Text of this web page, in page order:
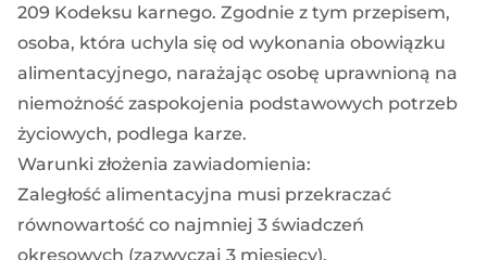
209 Kodeksu karnego. Zgodnie z tym przepisem,
osoba, która uchyla się od wykonania obowiązku
alimentacyjnego, narażając osobę uprawnioną na
niemożność zaspokojenia podstawowych potrzeb
życiowych, podlega karze.
Warunki złożenia zawiadomienia:
Zaległość alimentacyjna musi przekraczać
równowartość co najmniej 3 świadczeń
okresowych (zazwyczaj 3 miesięcy).